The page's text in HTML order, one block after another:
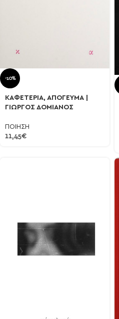
-10%
ΚΑΦΕΤΕΡΙΑ, ΑΠΟΓΕΥΜΑ |
ΓΙΩΡΓΟΣ ΔΟΜΙΑΝΟΣ
ΠΟΙΗΣΗ
11,45€